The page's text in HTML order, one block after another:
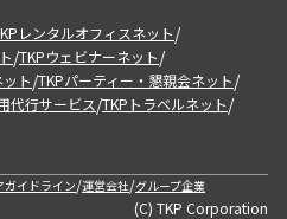
レンタルオフィスネット/
/TKPウェビナーネット/
ト/TKPパーティー・懇親会ネット/
代行サービス/TKPトラベルネット/
ガイドライン/運営会社/グループ企業
(C) TKP Corporation